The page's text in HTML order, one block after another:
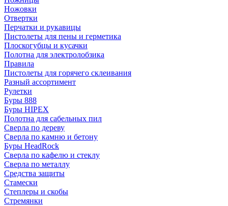
Ножовки
Отвертки
Перчатки и рукавицы
Пистолеты для пены и герметика
Плоскогубцы и кусачки
Полотна для электролобзика
Правила
Пистолеты для горячего склеивания
Разный ассортимент
Рулетки
Буры 888
Буры HIPEX
Полотна для сабельных пил
Сверла по дереву
Сверла по камню и бетону
Буры HeadRock
Сверла по кафелю и стеклу
Сверла по металлу
Средства защиты
Стамески
Степлеры и скобы
Стремянки